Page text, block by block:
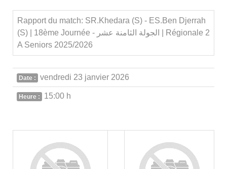
Rapport du match: SR.Khedara (S) - ES.Ben Djerrah
(S) | 18ème Journée - الجولة الثامنة عشر | Régionale 2
A Seniors 2025/2026
Date : vendredi 23 janvier 2026
Heure : 15:00 h